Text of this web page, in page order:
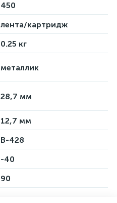
450
лента/картридж
0.25 кг
металлик
28,7 мм
12,7 мм
B-428
-40
90